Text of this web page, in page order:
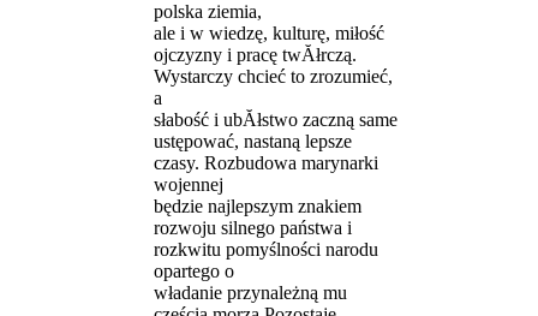
polska ziemia,
ale i w wiedzę, kulturę, miłość
ojczyzny i pracę twĂłrczą.
Wystarczy chcieć to zrozumieć,
a
słabość i ubĂłstwo zaczną same
ustępować, nastaną lepsze
czasy. Rozbudowa marynarki
wojennej
będzie najlepszym znakiem
rozwoju silnego państwa i
rozkwitu pomyślności narodu
opartego o
władanie przynależną mu